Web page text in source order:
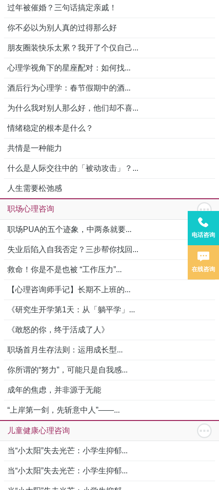
过年被催婚？三句话搞定亲戚！
你不必以为别人真的过得那么好
朋友圈装快乐太累？我开了个仅自己...
心理学视角下的星座配对：如何找...
酒后行为心理学：春节假期中的酒...
为什么我对别人那么好，他们却不喜...
情绪稳定的根本是什么？
共情是一种能力
什么是人际交往中的「被动攻击」？...
人生需要松弛感
职场心理咨询
职场PUA的五个迹象，中两条就要...
失业后陷入自我否定？三步帮你找回...
救命！你是不是也被 “工作压力”...
【心理咨询师手记】长期不上班的...
《研究生开学第1天：从「躺平学」...
《敢怒的你，终于活成了人》
职场首月生存法则：运用成长型...
你所谓的“努力”，可能只是自我感...
成年的焦虑，并非源于无能
“上岸第一剑，先斩意中人”——...
儿童健康心理咨询
当“小太阳”失去光芒：小学生抑郁...
当“小太阳”失去光芒：小学生抑郁...
电话咨询
在线咨询